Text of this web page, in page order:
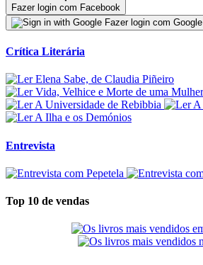
Fazer login com Facebook
Fazer login com Google
Crítica Literária
Entrevista
Top 10 de vendas